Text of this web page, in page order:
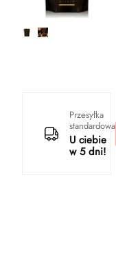
Przesyłka
standardowa
U ciebie
w 5 dni!